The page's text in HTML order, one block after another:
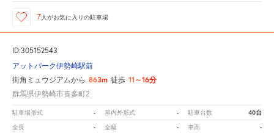
7 人がお気に入りの駐車場
ID:305152543
アットパーク伊勢崎駅前
街角ミュウジアムから 863m 徒歩 11～16分
群馬県伊勢崎市喜多町2
駐車場形式 - 屋内外形式 - 駐車台数 40台
全長 - 全幅 - 車高 -